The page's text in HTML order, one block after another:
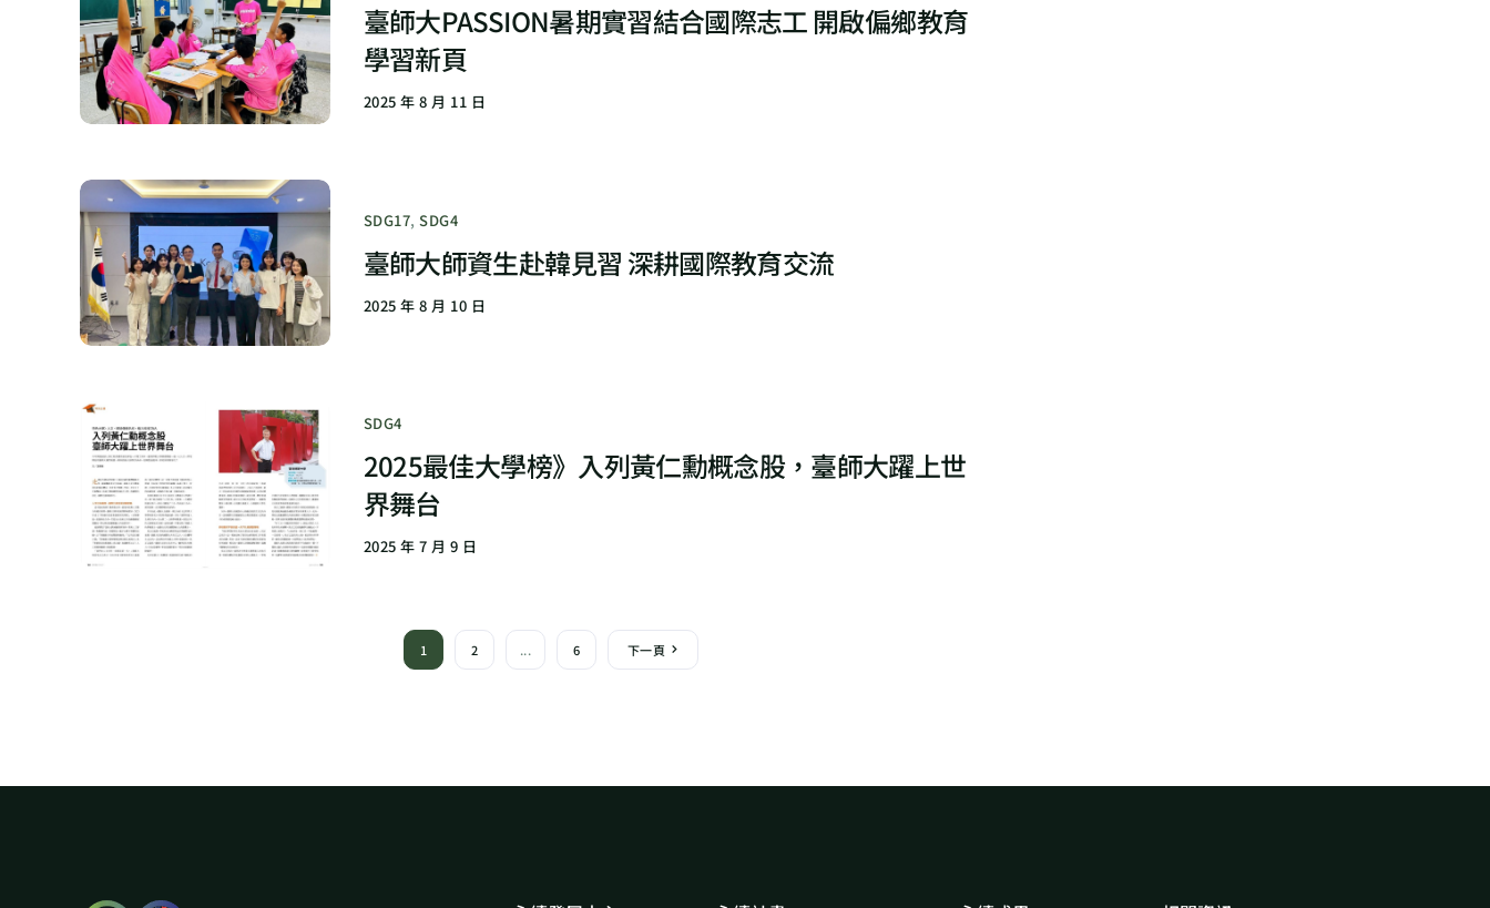
臺師大PASSION暑期實習結合國際志工 開啟偏鄉教育
學習新頁
2025 年 8 月 11 日
SDG17,SDG4
臺師大師資生赴韓見習 深耕國際教育交流
2025 年 8 月 10 日
SDG4
2025最佳大學榜》入列黃仁勳概念股，臺師大躍上世
界舞台
2025 年 7 月 9 日
1 2 ... 6 下一頁